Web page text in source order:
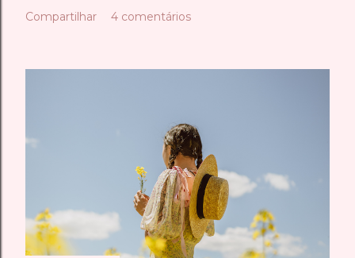
Compartilhar 4 comentários